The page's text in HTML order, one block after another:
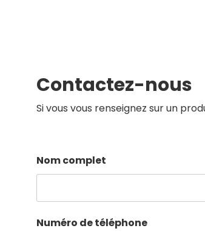
Contactez-nous
Si vous vous renseignez sur un
Nom complet
Numéro de téléphone